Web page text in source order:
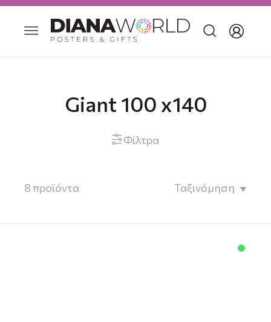
Giant 100 x140
 Φίλτρα
8προϊόντα Ταξινόμηση